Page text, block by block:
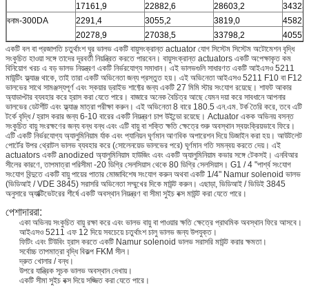
17161,9
22882,6 28603,2
বনাম-300DA
2291,4 3055,2 3819,0
4582,8
20278,9
27038,5 33798,2
একটি বল বা প্রজাপতি চতুর্থাংশ ঘুর ভালভ একটি বায়ুসংক্রান্ত actuator যোগ সিস্টেম সিস্টেম অটোমেশন বৃদ্ধি
সংকুচিত হাওয়া সঙ্গে তাদের দূরবর্তী নিয়ন্ত্রিত করতে পারবেন। বায়ুসংক্রান্ত actuators একটি অপেক্ষাকৃত কম
বিনিয়োগ খরচ এ বড় ভালভ নিয়ন্ত্রণ একটি নির্ভরযোগ্য সমাধান। এই ভালভগুলি সাধারণত একটি আইএসও 5211
মাউন্টিং ফ্ল্যাঞ্জ থাকে, তাই তারা একটি অভিনেতা জন্য প্রস্তুত হয়। এই অভিনেতা আইএসও 5211 F10 বা F12
ভালভের সাথে সামঞ্জস্যপূর্ণ এবং স্কয়ার ড্রাইভ শাফ্টের জন্য একটি 27 মিমি স্টার সংযোগ রয়েছে। শাফট আকার
অ্যাডাপ্টার ব্যবহার করে হ্রাস করা যেতে পারে। বাজারে অনেক বৈচিত্র আছে যেমন দয়া করে সাবধানে আপনার
ভালভের ডেটশীট এবং ফ্ল্যাঞ্জ মাত্রা পরীক্ষা করুন। এই অভিনেতা 8 বারে 180.5 এন.এম. টর্ক তৈরি করে, তবে এটি
টর্কে বৃদ্ধি / হ্রাস করার জন্য 6-10 বারের একটি নিয়ন্ত্রণ চাপ উইন্ডো রয়েছে। Actuator একক অভিনয় বসন্ত
সংকুচিত বায়ু সংরক্ষণের জন্য বন্ধ বন্ধ এবং এটি বায়ু বা শক্তি ক্ষতি ক্ষেত্রে শুরু অবস্থান স্বয়ংক্রিয়ভাবে ফিরে।
এটি একটি নির্ভরযোগ্য অ্যালুমিনিয়াম র্যাক এবং প্যানিয়ন ঘূর্ণমান আণবিক অপারেশন দিয়ে ডিজাইন করা হয়। আউটলেট
পোর্টের উপর থ্রোটল ভালভ ব্যবহার করে (সোলেনয়েড ভালভের পরে) ঘূর্ণমান গতি সমন্বয় করতে দেয়। এই
actuators একটি anodized অ্যালুমিনিয়াম হাউজিং এবং একটি অ্যালুমিনিয়াম কভার সঙ্গে টেকসই। এনবিআর
সীলের কারণে, তাপমাত্রা পরিসীমা -20 ডিগ্রি সেলসিয়াস থেকে 80 ডিগ্রি সেলসিয়াস। G1 / 4 "পার্শ্ব সংযোগ
সংযোগ বিন্দুতে একটি বায়ু পায়ের পাতার মোজাবিশেষ সংযোগ করুন অথবা একটি 1/4" Namur solenoid ভালভ
(ভিডিআই / VDE 3845) সরাসরি অভিনেতা সম্মুখের দিকে মাউন্ট করুন। এছাড়া, ভিডিআই / ভিডিই 3845
অনুসারে অ্যাক্টিভেটরের শীর্ষে একটি অবস্থান নিয়ন্ত্রণ বা সীমা সুইচ বক্স মাউন্ট করা যেতে পারে।
পেশাদাররা:
একা অভিনয় সংকুচিত বায়ু রক্ষা করে এবং ভালভ বায়ু বা পাওয়ার ক্ষতি ক্ষেত্রে প্রাথমিক অবস্থান ফিরে আসবে।
আইএসও 5211 এফ 12 দিয়ে সবচেয়ে চতুর্থাংশ চালু ভালভ জন্য উপযুক্ত।
ফিটিং এবং টিউবিং হ্রাস করতে একটি Namur solenoid ভালভ সরাসরি মাউন্ট করার ক্ষমতা।
সর্বোচ্চ তাপমাত্রা বৃদ্ধি বিকল্প FKM সীল।
দ্রুত খোলার / বন্ধ।
উপরে যান্ত্রিক সূচক ভালভ অবস্থান দেখায়।
একটি সীমা সুইচ বক্স দিয়ে সজ্জিত করা যেতে পারে।